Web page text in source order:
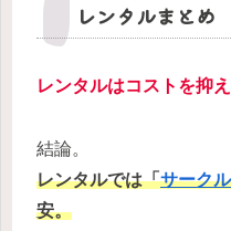
レンタルまとめ
レンタルはコストを抑え
結論。
レンタルでは「サーク
安。